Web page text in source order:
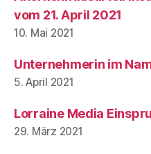
vom 21. April 2021
10. Mai 2021
Unternehmerin im
5. April 2021
Lorraine Media
29. März 2021